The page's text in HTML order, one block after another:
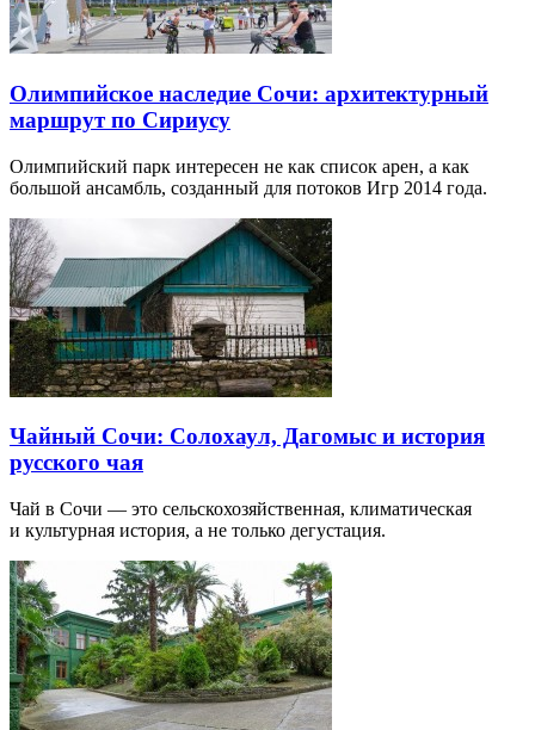
Олимпийское наследие Сочи: архитектурный
маршрут по Сириусу
Олимпийский парк интересен не как список арен, а как
большой ансамбль, созданный для потоков Игр 2014 года.
Чайный Сочи: Солохаул, Дагомыс и история
русского чая
Чай в Сочи — это сельскохозяйственная, климатическая
и культурная история, а не только дегустация.